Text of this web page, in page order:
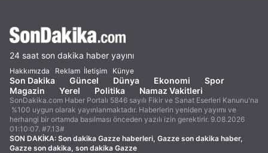
24 saat son dakika haber yayını
Hakkımızda Reklam İletişim Künye
Son Dakika Güncel Dünya Ekonomi
Spor
Magazin
Yerel Politika Namaz Vakitleri
SonDakika.com Haber Portalı 5846 sayılı Fikir ve Sanat Eserleri Kanunu'na
%100 uygun olarak yayınlanmaktadır. Haberlerin yeniden yayımı ve
herhangi bir ortamda basılması önceden yazılı izin gerektirir. 9.08.2026
01:10:07. #7.13#
SON DAKİKA: Son dakika Gazze haberleri, Gazze son dakika haber,
Gazze son dakika, son dakika Gazze